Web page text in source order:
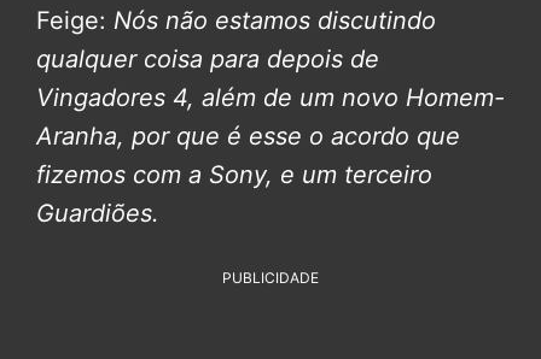
Feige: Nós não estamos discutindo
qualquer coisa para depois de
Vingadores 4, além de um novo Homem-
Aranha, por que é esse o acordo que
fizemos com a Sony, e um terceiro
Guardiões.
PUBLICIDADE